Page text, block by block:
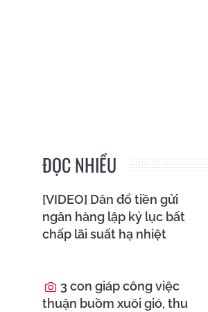
ĐỌC NHIỀU
[VIDEO] Dân đổ tiền gửi
ngân hàng lập kỷ lục bất
chấp lãi suất hạ nhiệt
3 con giáp công việc
thuận buồm xuôi gió, thu